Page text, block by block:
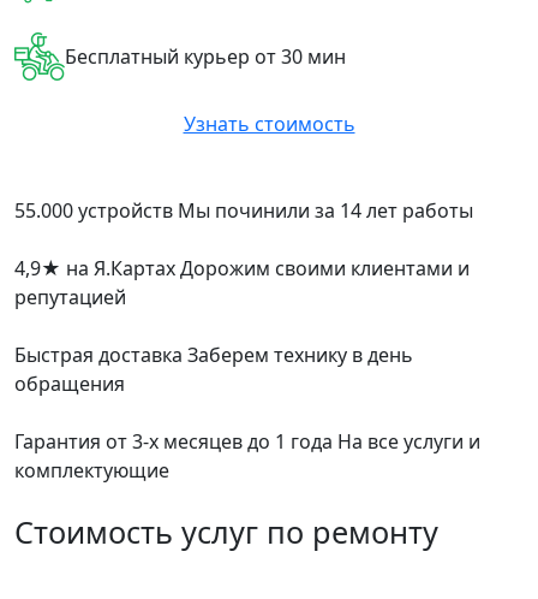
Бесплатный курьер от 30 мин
Узнать стоимость
55.000 устройств Мы починили за 14 лет работы
4,9★ на Я.КартахДорожим своими клиентами и
репутацией
Быстрая доставка Заберем технику в день
обращения
Гарантия от 3-х месяцев до 1 года На все услуги и
комплектующие
Стоимость услуг по ремонту